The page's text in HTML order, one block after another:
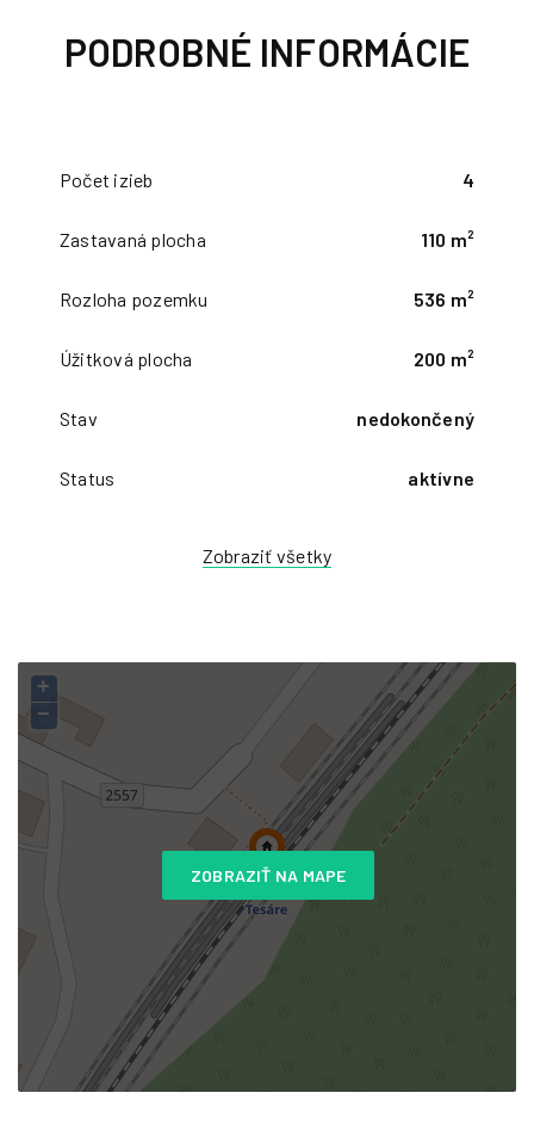
PODROBNÉ INFORMÁCIE
Počet izieb 4
Zastavaná plocha 110 m²
Rozloha pozemku 536 m²
Úžitková plocha 200 m²
Stav nedokončený
Status aktívne
Zobraziť všetky
ZOBRAZIŤ NA MAPE
+
−